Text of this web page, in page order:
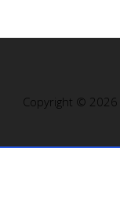
Copyright © 2026